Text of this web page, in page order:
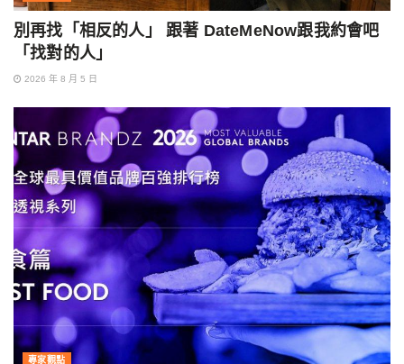
別再找「相反的人」 跟著 DateMeNow跟我約會吧
「找對的人」
2026 年 8 月 5 日
專家觀點